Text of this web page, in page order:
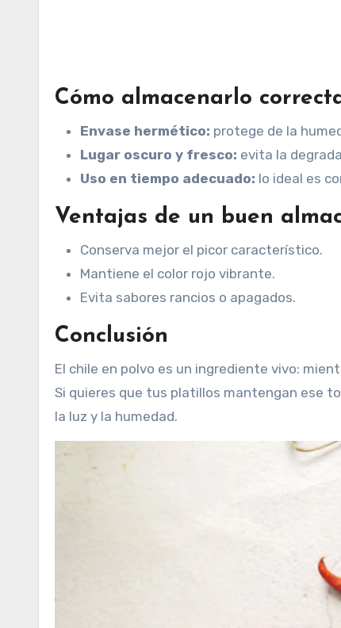
Cómo almacenarlo
Envase hermético: protege de la
Lugar oscuro y fresco: evita la
Uso en tiempo adecuado: lo ideal es
Ventajas de un buen
Conserva mejor el picor característico.
Mantiene el color rojo vibrante.
Evita sabores rancios o apagados.
Conclusión
El chile en polvo es un ingrediente vivo:
Si quieres que tus platillos mantengan ese
la luz y la humedad.